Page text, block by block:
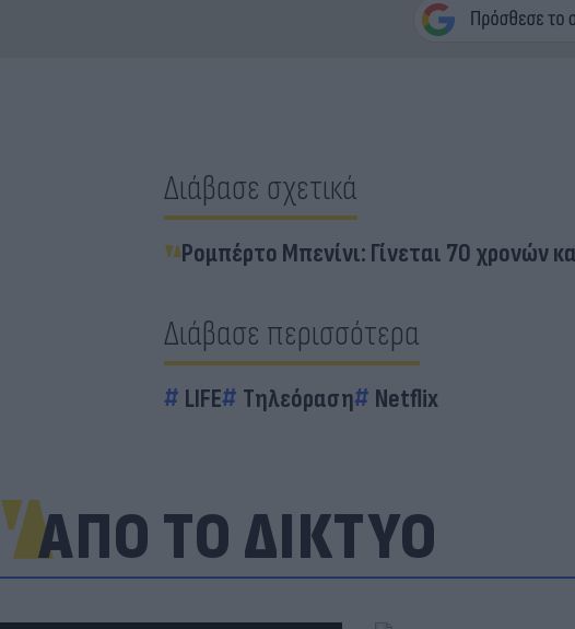
Διάβασε σχετικά
Ρομπέρτο Μπενίνι: Γίνεται 70 χρονών
Διάβασε περισσότερα
LIFE Τηλεόραση Netflix
ΑΠΟ ΤΟ ΔΙΚΤΥΟ